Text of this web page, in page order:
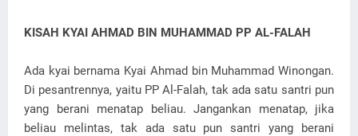
KISAH KYAI AHMAD BIN MUHAMMAD PP AL-FALAH
Ada kyai bernama Kyai Ahmad bin Muhammad Winongan.
Di pesantrennya, yaitu PP Al-Falah, tak ada satu santri pun
yang berani menatap beliau. Jangankan menatap, jika
beliau melintas, tak ada satu pun santri yang berani